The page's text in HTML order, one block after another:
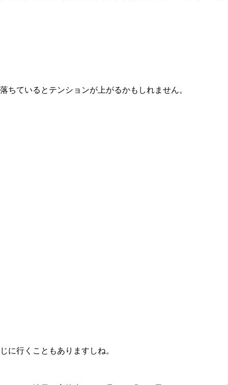
ているとテンションが上がるかもしれません。
に行くこともありますしね。